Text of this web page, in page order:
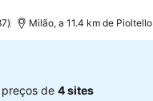
Milão, a 11.4 km de Pioltello
de 4 sites